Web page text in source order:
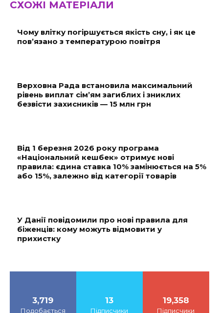
СХОЖІ МАТЕРІАЛИ
Чому влітку погіршується якість сну, і як це
пов’язано з температурою повітря
Верховна Рада встановила максимальний
рівень виплат сім’ям загиблих і зниклих
безвісти захисників — 15 млн грн
Від 1 березня 2026 року програма
«Національний кешбек» отримує нові
правила: єдина ставка 10% замінюється на 5%
або 15%, залежно від категорії товарів
У Данії повідомили про нові правила для
біженців: кому можуть відмовити у
прихистку
3,719
Подобається
13
Підписчики
19,358
Підписчики